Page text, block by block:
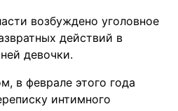
возбуждено уголовное
действий в
девочки.
в феврале этого года
интимного